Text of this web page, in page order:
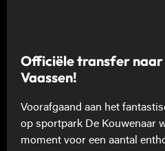
Officiële transfer naar
Vaassen!
Voorafgaand aan het
op sportpark De Kouwenaar
moment voor een aantal